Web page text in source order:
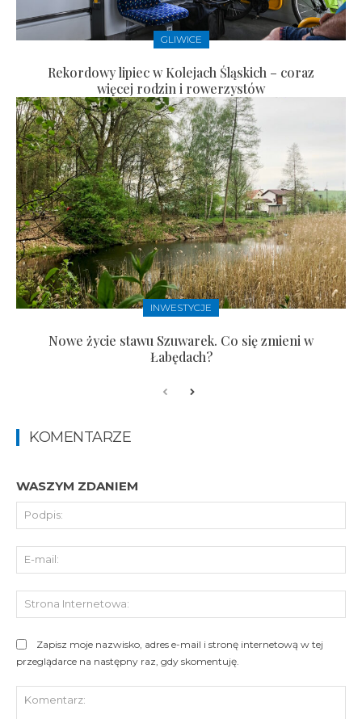
GLIWICE
Rekordowy lipiec w Kolejach Śląskich – coraz
więcej rodzin i rowerzystów
INWESTYCJE
Nowe życie stawu Szuwarek. Co się zmieni w
Łabędach?
KOMENTARZE
WASZYM ZDANIEM
Zapisz moje nazwisko, adres e-mail i stronę internetową w tej
przeglądarce na następny raz, gdy skomentuję.